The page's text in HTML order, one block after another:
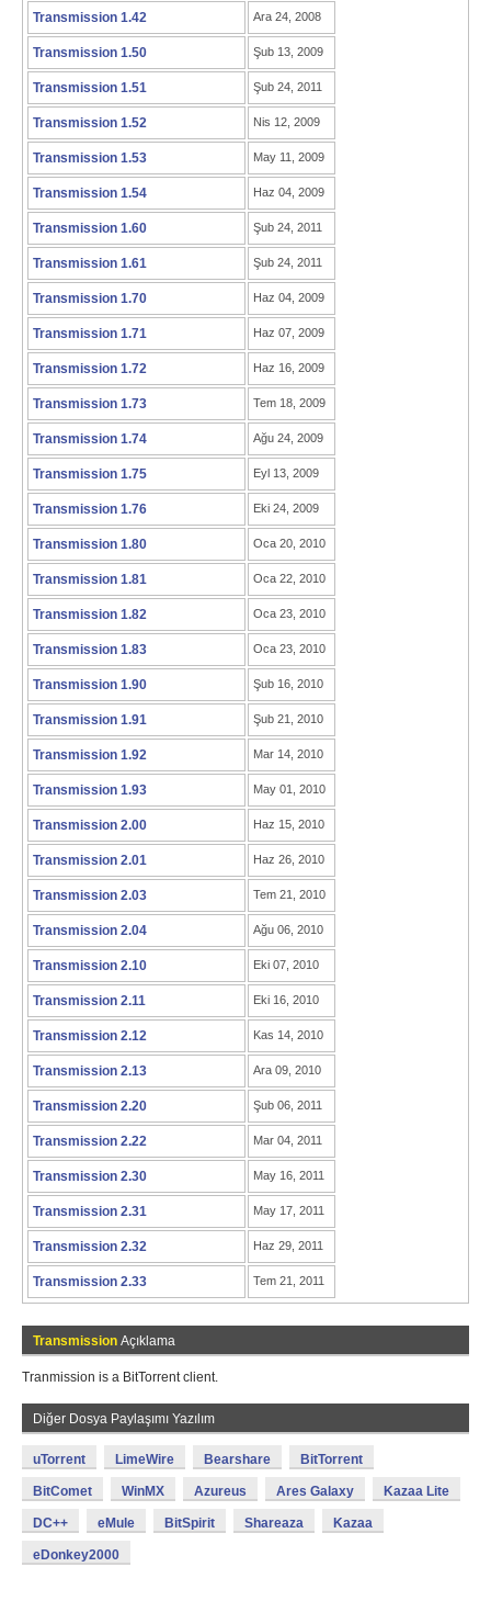
Transmission 1.42 Ara 24, 2008
Transmission 1.50 Şub 13, 2009
Transmission 1.51 Şub 24, 2011
Transmission 1.52 Nis 12, 2009
Transmission 1.53 May 11, 2009
Transmission 1.54 Haz 04, 2009
Transmission 1.60 Şub 24, 2011
Transmission 1.61 Şub 24, 2011
Transmission 1.70 Haz 04, 2009
Transmission 1.71 Haz 07, 2009
Transmission 1.72 Haz 16, 2009
Transmission 1.73 Tem 18, 2009
Transmission 1.74 Ağu 24, 2009
Transmission 1.75 Eyl 13, 2009
Transmission 1.76 Eki 24, 2009
Transmission 1.80 Oca 20, 2010
Transmission 1.81 Oca 22, 2010
Transmission 1.82 Oca 23, 2010
Transmission 1.83 Oca 23, 2010
Transmission 1.90 Şub 16, 2010
Transmission 1.91 Şub 21, 2010
Transmission 1.92 Mar 14, 2010
Transmission 1.93 May 01, 2010
Transmission 2.00 Haz 15, 2010
Transmission 2.01 Haz 26, 2010
Transmission 2.03 Tem 21, 2010
Transmission 2.04 Ağu 06, 2010
Transmission 2.10 Eki 07, 2010
Transmission 2.11 Eki 16, 2010
Transmission 2.12 Kas 14, 2010
Transmission 2.13 Ara 09, 2010
Transmission 2.20 Şub 06, 2011
Transmission 2.22 Mar 04, 2011
Transmission 2.30 May 16, 2011
Transmission 2.31 May 17, 2011
Transmission 2.32 Haz 29, 2011
Transmission 2.33 Tem 21, 2011
Transmission Açıklama
Tranmission is a BitTorrent client.
Diğer Dosya Paylaşımı Yazılım
uTorrent LimeWire Bearshare BitTorrent
BitComet WinMX Azureus Ares Galaxy Kazaa Lite
DC++ eMule BitSpirit Shareaza Kazaa
eDonkey2000